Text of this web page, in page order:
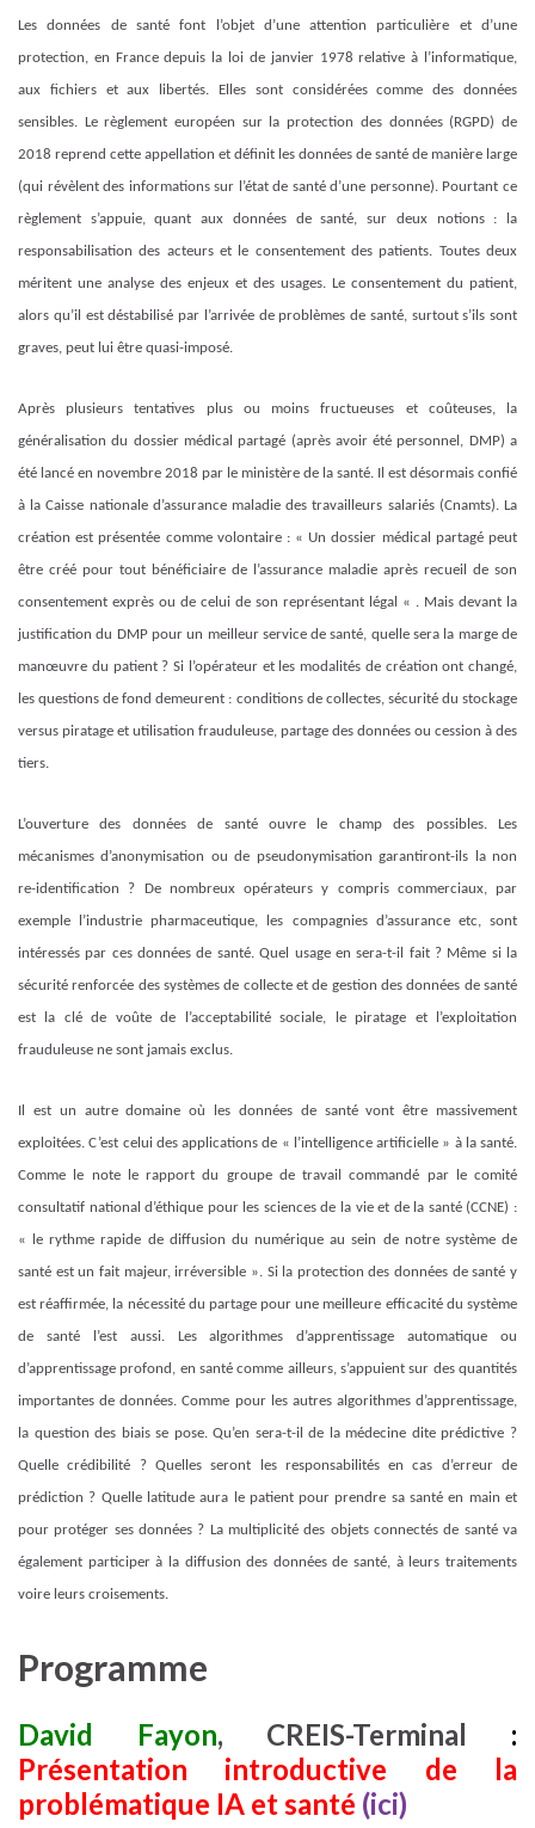
Les données de santé font l’objet d’une attention particulière et d’une
protection, en France depuis la loi de janvier 1978 relative à l’informatique,
aux fichiers et aux libertés. Elles sont considérées comme des données
sensibles. Le règlement européen sur la protection des données (RGPD) de
2018 reprend cette appellation et définit les données de santé de manière large
(qui révèlent des informations sur l’état de santé d’une personne). Pourtant ce
règlement s’appuie, quant aux données de santé, sur deux notions : la
responsabilisation des acteurs et le consentement des patients. Toutes deux
méritent une analyse des enjeux et des usages. Le consentement du patient,
alors qu’il est déstabilisé par l’arrivée de problèmes de santé, surtout s’ils sont
graves, peut lui être quasi-imposé.
Après plusieurs tentatives plus ou moins fructueuses et coûteuses, la
généralisation du dossier médical partagé (après avoir été personnel, DMP) a
été lancé en novembre 2018 par le ministère de la santé. Il est désormais confié
à la Caisse nationale d’assurance maladie des travailleurs salariés (Cnamts). La
création est présentée comme volontaire : « Un dossier médical partagé peut
être créé pour tout bénéficiaire de l’assurance maladie après recueil de son
consentement exprès ou de celui de son représentant légal « . Mais devant la
justification du DMP pour un meilleur service de santé, quelle sera la marge de
manœuvre du patient ? Si l’opérateur et les modalités de création ont changé,
les questions de fond demeurent : conditions de collectes, sécurité du stockage
versus piratage et utilisation frauduleuse, partage des données ou cession à des
tiers.
L’ouverture des données de santé ouvre le champ des possibles. Les
mécanismes d’anonymisation ou de pseudonymisation garantiront-ils la non
re-identification ? De nombreux opérateurs y compris commerciaux, par
exemple l’industrie pharmaceutique, les compagnies d’assurance etc, sont
intéressés par ces données de santé. Quel usage en sera-t-il fait ? Même si la
sécurité renforcée des systèmes de collecte et de gestion des données de santé
est la clé de voûte de l’acceptabilité sociale, le piratage et l’exploitation
frauduleuse ne sont jamais exclus.
Il est un autre domaine où les données de santé vont être massivement
exploitées. C’est celui des applications de « l’intelligence artificielle » à la santé.
Comme le note le rapport du groupe de travail commandé par le comité
consultatif national d’éthique pour les sciences de la vie et de la santé (CCNE) :
« le rythme rapide de diffusion du numérique au sein de notre système de
santé est un fait majeur, irréversible ». Si la protection des données de santé y
est réaffirmée, la nécessité du partage pour une meilleure efficacité du système
de santé l’est aussi. Les algorithmes d’apprentissage automatique ou
d’apprentissage profond, en santé comme ailleurs, s’appuient sur des quantités
importantes de données. Comme pour les autres algorithmes d’apprentissage,
la question des biais se pose. Qu’en sera-t-il de la médecine dite prédictive ?
Quelle crédibilité ? Quelles seront les responsabilités en cas d’erreur de
prédiction ? Quelle latitude aura le patient pour prendre sa santé en main et
pour protéger ses données ? La multiplicité des objets connectés de santé va
également participer à la diffusion des données de santé, à leurs traitements
voire leurs croisements.
Programme
David Fayon, CREIS-Terminal :
Présentation introductive de la
problématique IA et santé (ici)